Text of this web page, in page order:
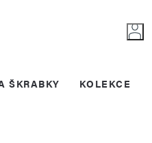
ŠKRABKY KOLEKCE